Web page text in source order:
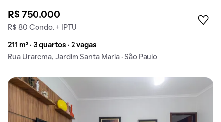
R$ 750.000
R$ 80 Condo. + IPTU
211 m² · 3 quartos · 2 vagas
Rua Urarema, Jardim Santa Maria · São Paulo